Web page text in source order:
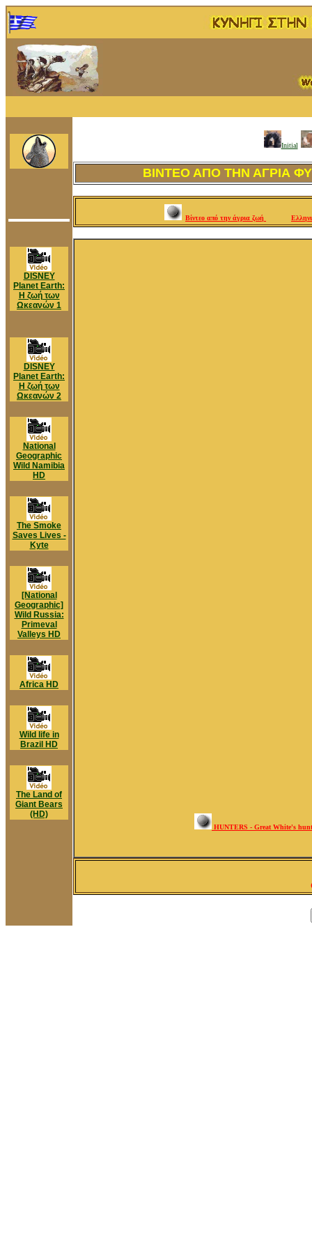
DISNEY
Planet Earth:
Η ζωή των
Ωκεανών 1
DISNEY
Planet Earth:
Η ζωή των
Ωκεανών 2
National
Geographic
Wild Namibia
HD
The Smoke
Saves Lives -
Kyte
[National
Geographic]
Wild Russia:
Primeval
Valleys HD
Africa HD
Wild life in
Brazil HD
The Land of
Giant Bears
(HD)
Initial
ΒΙΝΤΕΟ ΑΠΟ ΤΗΝ ΑΓΡΙΑ
Βίντεο από την άγρια ζωή
HUNTERS - Great White's